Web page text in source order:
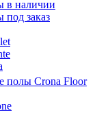
в наличии
заказ
полы Crona Floor